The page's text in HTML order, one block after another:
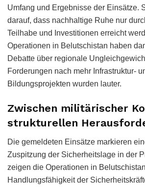
Umfang und Ergebnisse der Einsätze.
darauf, dass nachhaltige Ruhe nur
Teilhabe und Investitionen erreicht
Operationen in Belutschistan haben
Debatte über regionale
Forderungen nach mehr Infrastruktur-
Bildungsprojekten wurden lauter.
Zwischen militärischer
strukturellen
Die gemeldeten Einsätze markieren
Zuspitzung der Sicherheitslage in der
zeigen die Operationen in
Handlungsfähigkeit der